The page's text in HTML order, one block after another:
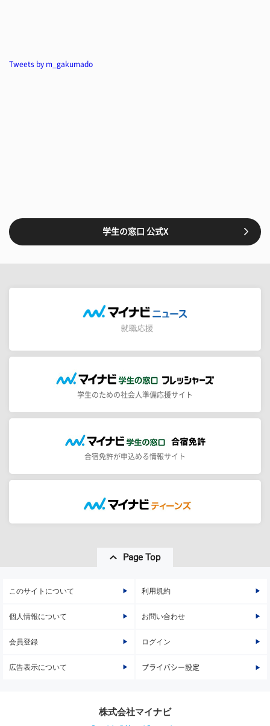
Tweets by m_gakumado
学生の窓口 公式X
学生のための社会人準備応援サイト
合宿免許が申込める情報サイト
Page Top
このサイトについて 利用規約
個人情報について お問い合わせ
会員登録 ログイン
広告表示について プライバシー設定
株式会社マイナビ